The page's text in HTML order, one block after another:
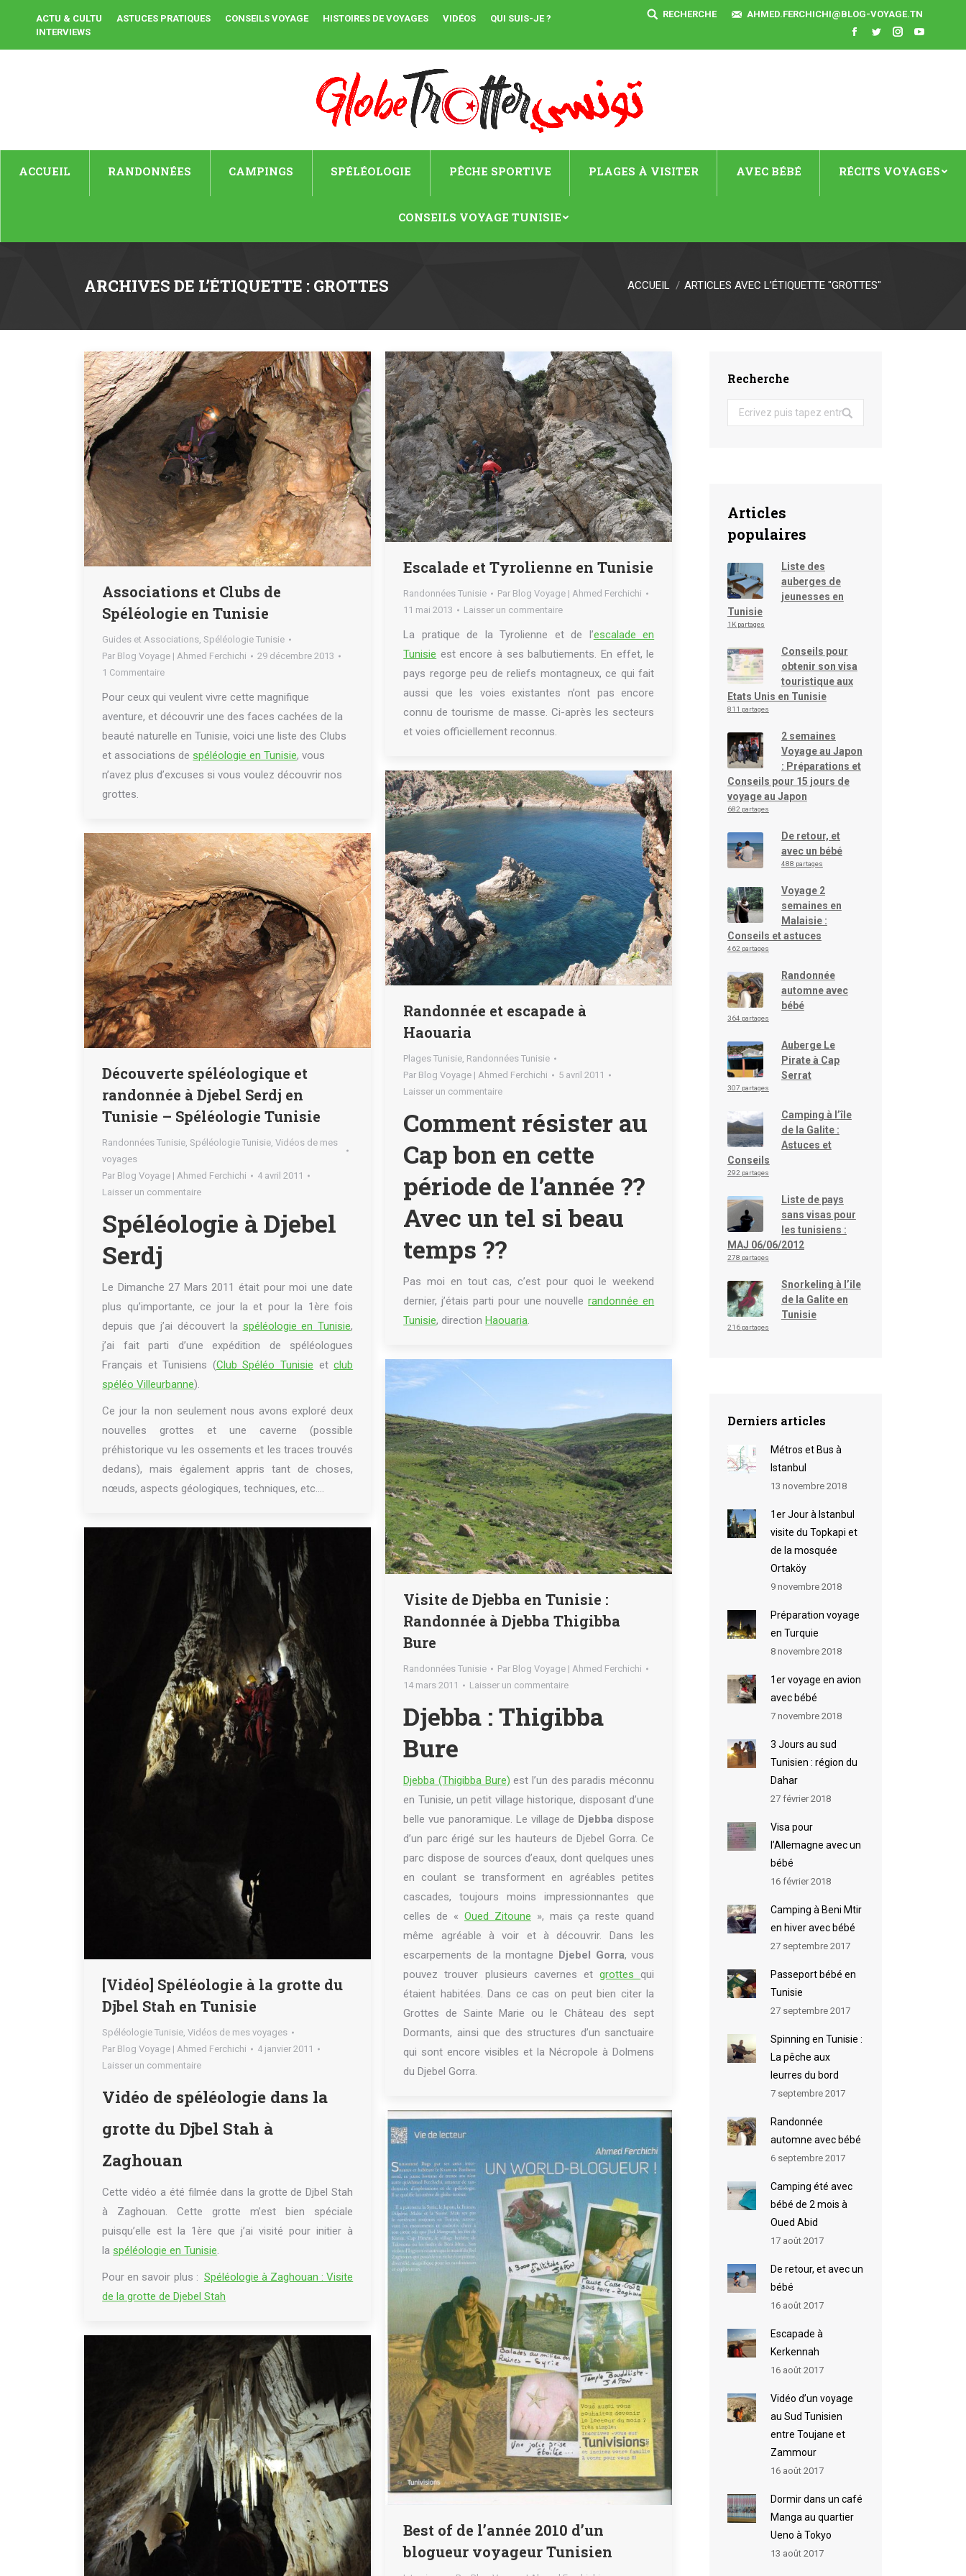
ACTU & CULTU ASTUCES PRATIQUES CONSEILS VOYAGE HISTOIRES DE VOYAGES VIDÉOS
QUI SUIS-JE ?
INTERVIEWS
SEARCH:
RECHERCHE AHMED.FERCHICHI@BLOG-VOYAGE.TN
Facebook
TwitterInstagram
ACCUEIL RANDONNÉES CAMPINGS SPÉLÉOLOGIE PÊCHE SPORTIVE PLAGES À VISITER AVEC BÉBÉ RÉCITS VOYAGES
CONSEILS VOYAGE TUNISIE
ARCHIVES DE L’ÉTIQUETTE : GROTTES ACCUEIL ARTICLES AVEC L’ÉTIQUETTE "GROTTES"
Associations et Clubs de
Spéléologie en Tunisie
Guides et Associations,Spéléologie Tunisie
Par Blog Voyage | Ahmed Ferchichi
29 décembre 2013
1 Commentaire
Pour ceux qui veulent vivre cette magnifique
aventure, et découvrir une des faces cachées de la
beauté naturelle en Tunisie, voici une liste des Clubs
et associations de spéléologie en Tunisie, vous
n’avez plus d’excuses si vous voulez découvrir nos
grottes.
Escalade et Tyrolienne en Tunisie
Randonnées Tunisie Par Blog Voyage | Ahmed Ferchichi
11 mai 2013
Laisser un commentaire
La pratique de la Tyrolienne et de l’escalade en
Tunisie est encore à ses balbutiements. En effet, le
pays regorge peu de reliefs montagneux, ce qui fait
aussi que les voies existantes n’ont pas encore
connu de tourisme de masse. Ci-après les secteurs
et voies officiellement reconnus.
Randonnée et escapade à
Haouaria
Plages Tunisie, Randonnées Tunisie
Par Blog Voyage | Ahmed Ferchichi
5 avril 2011
Laisser un commentaire
Comment résister au
Cap bon en cette
période de l’année ??
Avec un tel si beau
temps ??
Pas moi en tout cas, c’est pour quoi le weekend
dernier, j’étais parti pour une nouvellerandonnée en
Tunisie, directionHaouaria.
Découverte spéléologique et
randonnée à Djebel Serdj en
Tunisie – Spéléologie Tunisie
Randonnées Tunisie,Spéléologie Tunisie,Vidéos de mes
voyages
Par Blog Voyage | Ahmed Ferchichi
4 avril 2011
Laisser un commentaire
Spéléologie à Djebel
Serdj
Le Dimanche 27 Mars 2011 était pour moi une date
plus qu’importante, ce jour la et pour la 1ère fois
depuis que j’ai découvert la spéléologie en Tunisie,
j’ai fait parti d’une expédition de spéléologues
Français et Tunisiens (Club Spéléo Tunisie etclub
spéléo Villeurbanne).
Ce jour la non seulement nous avons exploré deux
nouvelles grottes et une caverne (possible
préhistorique vu les ossements et les traces trouvés
dedans), mais également appris tant de choses,
nœuds, aspects géologiques, techniques, etc….
Visite de Djebba en Tunisie :
Randonnée à Djebba Thigibba
Bure
Randonnées Tunisie Par Blog Voyage | Ahmed Ferchichi
14 mars 2011
Laisser un commentaire
Djebba : Thigibba
Bure
Djebba (Thigibba Bure) est l’un des paradis méconnu
en Tunisie, un petit village historique, disposant d’une
belle vue panoramique. Le village de Djebbadispose
d’un parc érigé sur les hauteurs de Djebel Gorra. Ce
parc dispose de sources d’eaux, dont quelques unes
en coulant se transforment en agréables petites
cascades, toujours moins impressionnantes que
celles de « Oued Zitoune », mais ça reste quand
même agréable à voir et à découvrir. Dans les
escarpements de la montagne Djebel Gorra, vous
pouvez trouver plusieurs cavernes etgrottesqui
étaient habitées. Dans ce cas on peut bien citer la
Grottes de Sainte Marie ou le Château des sept
Dormants, ainsi que des structures d’un sanctuaire
qui sont encore visibles et la Nécropole à Dolmens
du Djebel Gorra.
[Vidéo] Spéléologie à la grotte du
Djbel Stah en Tunisie
Spéléologie Tunisie,Vidéos de mes voyages
Par Blog Voyage | Ahmed Ferchichi
4 janvier 2011
Laisser un commentaire
Vidéo de spéléologie dans la
grotte du Djbel Stah à
Zaghouan
Cette vidéo a été filmée dans la grotte de Djbel Stah
à Zaghouan. Cette grotte m’est bien spéciale
puisqu’elle est la 1ère que j’ai visité pour initier à
la spéléologie en Tunisie.
Pour en savoir plus : Spéléologie à Zaghouan : Visite
de la grotte de Djebel Stah
Best of de l’année 2010 d’un
blogueur voyageur Tunisien
Recherche
Search:
Articles
populaires
Liste des
auberges de
jeunesses en
Tunisie
1K partages
Conseils pour
obtenir son visa
touristique aux
Etats Unis en Tunisie
811 partages
2 semaines
Voyage au Japon
: Préparations et
Conseils pour 15 jours de
voyage au Japon
682 partages
De retour, et
avec un bébé
488 partages
Voyage 2
semaines en
Malaisie :
Conseils et astuces
462 partages
Randonnée
automne avec
bébé
364 partages
Auberge Le
Pirate à Cap
Serrat
307 partages
Camping à l’île
de la Galite :
Astuces et
Conseils
292 partages
Liste de pays
sans visas pour
les tunisiens :
MAJ 06/06/2012
278 partages
Snorkeling à l’ile
de la Galite en
Tunisie
216 partages
Derniers articles
Métros et Bus à
Istanbul
13 novembre 2018
1er Jour à Istanbul
visite du Topkapi et
de la mosquée
Ortaköy
9 novembre 2018
Préparation voyage
en Turquie
8 novembre 2018
1er voyage en avion
avec bébé
7 novembre 2018
3 Jours au sud
Tunisien : région du
Dahar
27 février 2018
Visa pour
l’Allemagne avec un
bébé
16 février 2018
Camping à Beni Mtir
en hiver avec bébé
27 septembre 2017
Passeport bébé en
Tunisie
27 septembre 2017
Spinning en Tunisie :
La pêche aux
leurres du bord
7 septembre 2017
Randonnée
automne avec bébé
6 septembre 2017
Camping été avec
bébé de 2 mois à
Oued Abid
17 août 2017
De retour, et avec un
bébé
16 août 2017
Escapade à
Kerkennah
16 août 2017
Vidéo d’un voyage
au Sud Tunisien
entre Toujane et
Zammour
16 août 2017
Dormir dans un café
Manga au quartier
Ueno à Tokyo
13 août 2017